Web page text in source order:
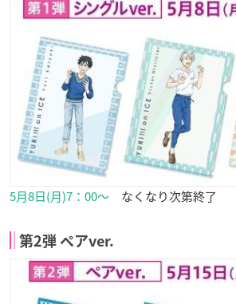
5月8日(月)7：00〜 なくなり次第終了
第2弾 ペアver.